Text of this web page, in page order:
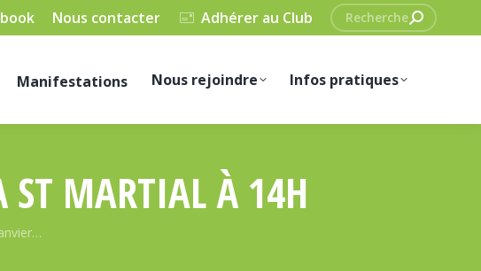
Nous contacter Adhérer au Club
Recherche
:
Manifestations Nous rejoindre Infos pratiques
ST MARTIAL À 14H